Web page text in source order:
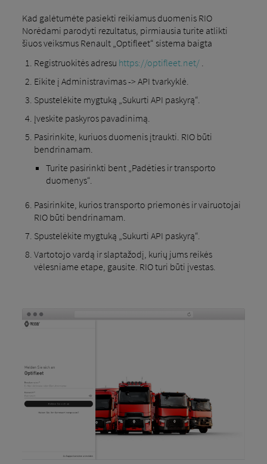
Kad galėtumėte pasiekti reikiamus duomenis RIO
Norėdami parodyti rezultatus, pirmiausia turite atlikti
šiuos veiksmus Renault „Optifleet“ sistema baigta
Registruokitės adresu https://optifleet.net/.
Eikite į Administravimas -> API tvarkyklė.
Spustelėkite mygtuką „Sukurti API paskyrą“.
Įveskite paskyros pavadinimą.
Pasirinkite, kuriuos duomenis įtraukti. RIO būti
bendrinamam.
Turite pasirinkti bent „Padėties ir transporto
duomenys“.
Pasirinkite, kurios transporto priemonės ir vairuotojai
RIO būti bendrinamam.
Spustelėkite mygtuką „Sukurti API paskyrą“.
Vartotojo vardą ir slaptažodį, kurių jums reikės
vėlesniame etape, gausite. RIO turi būti įvestas.